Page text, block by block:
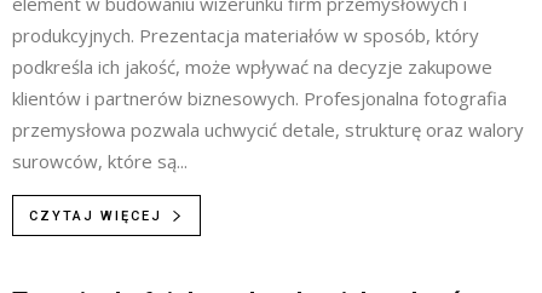
produkcyjnych. Prezentacja materiałów w sposób, który
podkreśla ich jakość, może wpływać na decyzje zakupowe
klientów i partnerów biznesowych. Profesjonalna fotografia
przemysłowa pozwala uchwycić detale, strukturę oraz walory
surowców, które są...
CZYTAJ WIĘCEJ